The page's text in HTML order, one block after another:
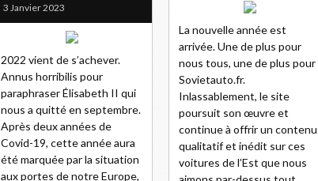
La nouvelle année est
arrivée. Une de plus pour
nous tous, une de plus pour
Sovietauto.fr.
Inlassablement, le site
poursuit son œuvre et
continue à offrir un contenu
qualitatif et inédit sur ces
voitures de l’Est que nous
3 Janvier 2023
2022 vient de s’achever.
Annus horribilis pour
paraphraser Élisabeth II qui
nous a quitté en septembre.
Après deux années de
Covid-19, cette année aura
été marquée par la situation
aux portes de notre Europe,